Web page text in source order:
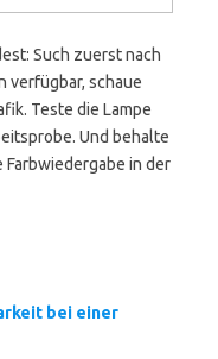
Such zuerst nach
verfügbar, schaue
Teste die Lampe
Und behalte
Farbwiedergabe in der
bei einer